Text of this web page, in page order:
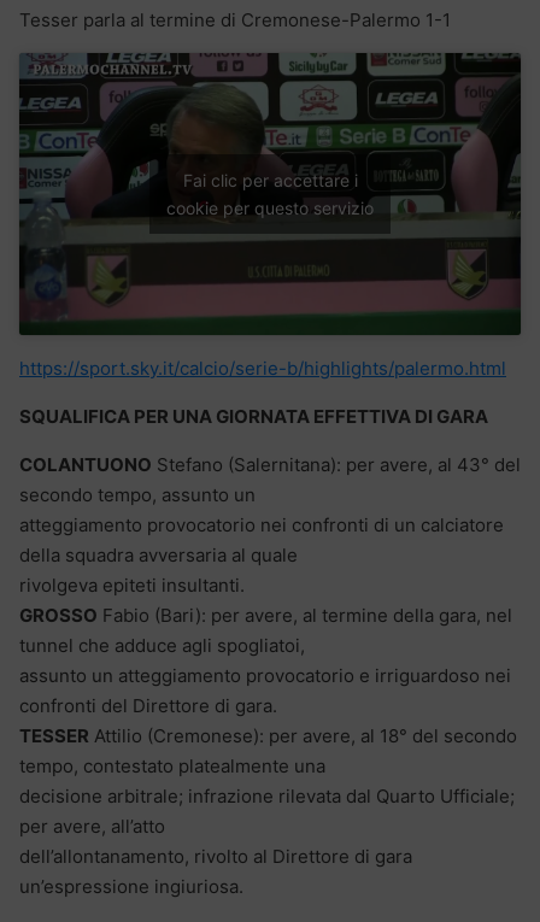
Tesser parla al termine di Cremonese-Palermo 1-1
Fai clic per accettare i
cookie per questo servizio
https://sport.sky.it/calcio/serie-b/highlights/palermo.html
SQUALIFICA PER UNA GIORNATA EFFETTIVA DI GARA
COLANTUONO Stefano (Salernitana): per avere, al 43° del
secondo tempo, assunto un
atteggiamento provocatorio nei confronti di un calciatore
della squadra avversaria al quale
rivolgeva epiteti insultanti.
GROSSO Fabio (Bari): per avere, al termine della gara, nel
tunnel che adduce agli spogliatoi,
assunto un atteggiamento provocatorio e irriguardoso nei
confronti del Direttore di gara.
TESSER Attilio (Cremonese): per avere, al 18° del secondo
tempo, contestato platealmente una
decisione arbitrale; infrazione rilevata dal Quarto Ufficiale;
per avere, all’atto
dell’allontanamento, rivolto al Direttore di gara
un’espressione ingiuriosa.